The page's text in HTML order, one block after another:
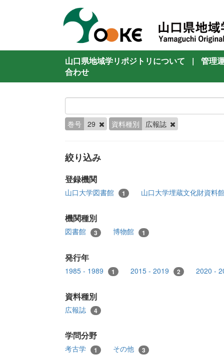
山口県地域学リポジトリについて |
管理
合わせ
巻号 29 資料種別 広報誌
絞り込み
登録機関
山口大学図書館 1 山口大学埋蔵文化財資料
機関種別
図書館 3 博物館 1
発行年
1985 - 1989 1 2015 - 2019 2 2020 -
資料種別
広報誌 4
学問分野
考古学 1 その他 3